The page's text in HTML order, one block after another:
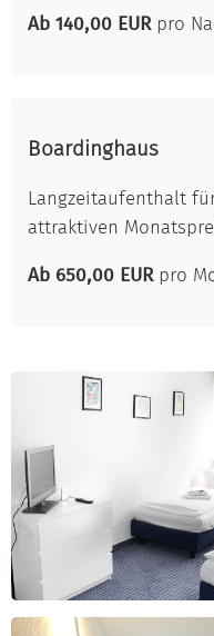
Ab 140,00 EURpro
Boardinghaus
Langzeitaufenthalt
attraktiven
Ab 650,00 EURpro